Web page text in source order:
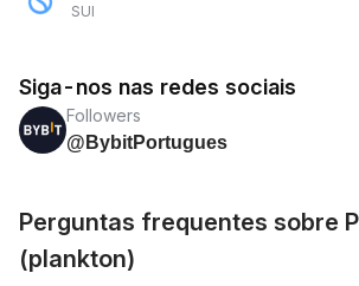
SUI
Siga-nos nas redes sociais
Followers
@BybitPortugues
Perguntas frequentes sobre
(plankton)